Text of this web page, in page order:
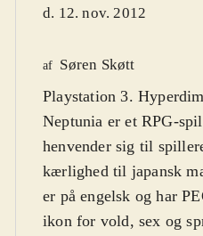
d. 12. nov. 2012
af Søren Skøtt
Playstation 3.
Neptunia er et RPG-
henvender sig til
kærlighed til japansk
er på engelsk og har
ikon for vold, sex og